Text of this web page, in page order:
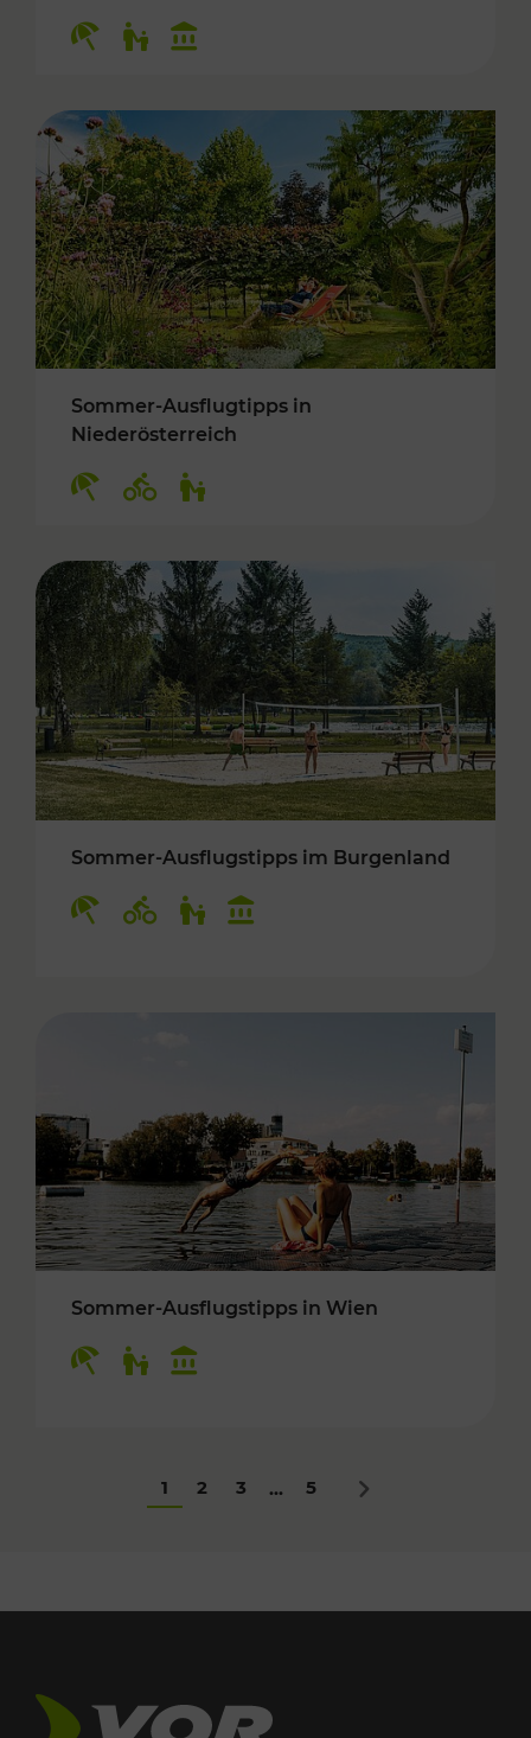
Sommer-Ausflugtipps in
Niederösterreich
Sommer-Ausflugstipps im Burgenland
Sommer-Ausflugstipps in Wien
1 2 3 ... 5 Nächstes